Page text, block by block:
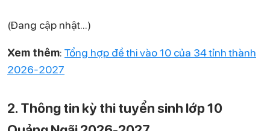
(Đang cập nhật...)
Xem thêm: Tổng hợp đề thi vào 10 của 34 tỉnh thành
2026-2027
2. Thông tin kỳ thi tuyển sinh lớp 10